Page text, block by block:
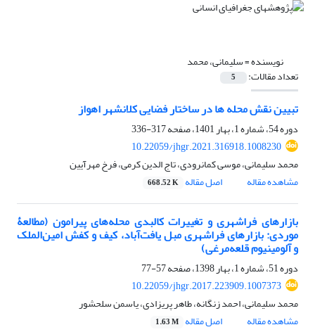
نویسنده =سلیمانی، محمد
تعداد مقالات: 5
تبیین نقش محله‏ ها در ساختار فضایی کلان‏شهر اهواز
دوره 54، شماره 1، بهار 1401، صفحه
317-336
10.22059/jhgr.2021.316918.1008230
محمد سلیمانی، موسی کمانرودی، تاج الدین کرمی، فرخ مهرآیین
مشاهده مقاله
اصل مقاله 668.52 K
بازارهای فراشهری و تغییرات کالبدی محله‌های پیرامون (مطالعۀ
موردی: بازارهای فراشهری مبل یافت‌آباد، کیف و کفش امین‌الملک
و آلومینیوم قلعه‌مرغی)
دوره 51، شماره 1، بهار 1398، صفحه
57-77
10.22059/jhgr.2017.223909.1007373
محمد سلیمانی، احمد زنگانه، طاهر پریزادی، یاسمن سلحشور
مشاهده مقاله
اصل مقاله 1.63 M